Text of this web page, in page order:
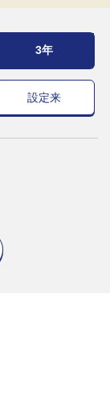
3年
設定来